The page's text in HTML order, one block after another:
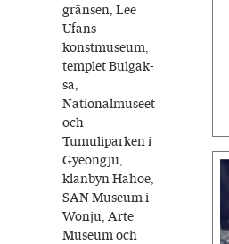
gränsen, Lee
Ufans
konstmuseum,
templet Bulgak-
sa,
Nationalmuseet
och
Tumuliparken i
Gyeongju,
klanbyn Hahoe,
SAN Museum i
Wonju, Arte
Museum och